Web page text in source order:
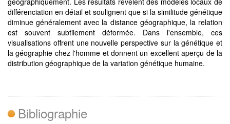
différenciation en détail et soulignent que si la similitude génétique
diminue généralement avec la distance géographique, la relation
est souvent subtilement déformée. Dans l'ensemble, ces
visualisations offrent une nouvelle perspective sur la génétique et
la géographie chez l'homme et donnent un excellent aperçu de la
distribution géographique de la variation génétique humaine.
Bibliographie